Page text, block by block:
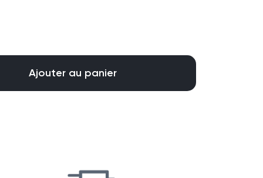
Ajouter au panier